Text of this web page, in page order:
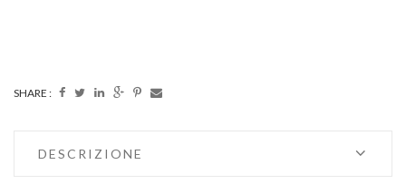
SHARE :
DESCRIZIONE